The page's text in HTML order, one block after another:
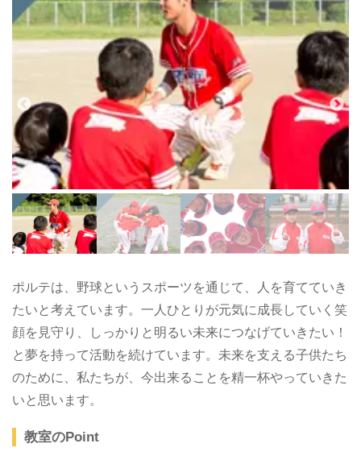
ポルテは、野球というスポーツを通じて、人を育てていき
たいと考えています。一人ひとりが元気に成長していく笑
顔を見守り、しっかりと明るい未来につなげていきたい！
と夢を持って活動を続けています。未来を支える子供たち
のために、私たちが、今出来ることを精一杯やっていきた
いと思います。
教室のPoint